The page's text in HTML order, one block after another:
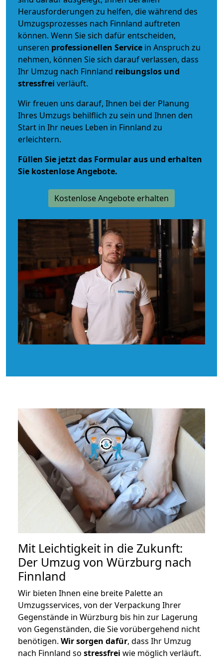
Herausforderungen zu helfen, die während des
Umzugsprozesses nach Finnland auftreten
können. Wenn Sie sich dafür entscheiden,
unseren professionellen Service in Anspruch zu
nehmen, können Sie sich darauf verlassen, dass
Ihr Umzug nach Finnland reibungslos und
stressfrei verläuft.
Wir freuen uns darauf, Ihnen bei der Planung
Ihres Umzugs behilflich zu sein und Ihnen den
Start in Ihr neues Leben in Finnland zu
erleichtern.
Füllen Sie jetzt das Formular aus und erhalten
Sie kostenlose Angebote.
Kostenlose Angebote erhalten
Mit Leichtigkeit in die Zukunft:
Der Umzug von Würzburg nach
Finnland
Wir bieten Ihnen eine breite Palette an
Umzugsservices, von der Verpackung Ihrer
Gegenstände in Würzburg bis hin zur Lagerung
von Gegenständen, die Sie vorübergehend nicht
benötigen. Wir sorgen dafür, dass Ihr Umzug
nach Finnland so stressfrei wie möglich verläuft.